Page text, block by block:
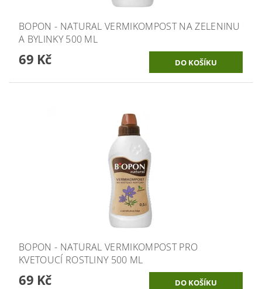
BOPON - NATURAL VERMIKOMPOST NA ZELENINU
A BYLINKY 500 ML
69 Kč
BOPON - NATURAL VERMIKOMPOST PRO
KVETOUCÍ ROSTLINY 500 ML
69 Kč